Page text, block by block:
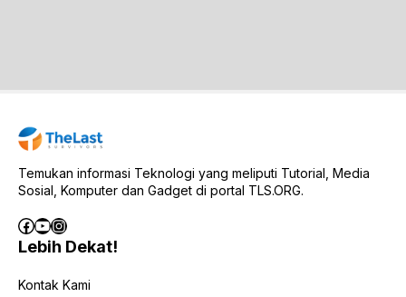
Temukan informasi Teknologi yang meliputi Tutorial, Media
Sosial, Komputer dan Gadget di portal TLS.ORG.
Facebook
YouTube
Instagram
Lebih Dekat!
Kontak Kami